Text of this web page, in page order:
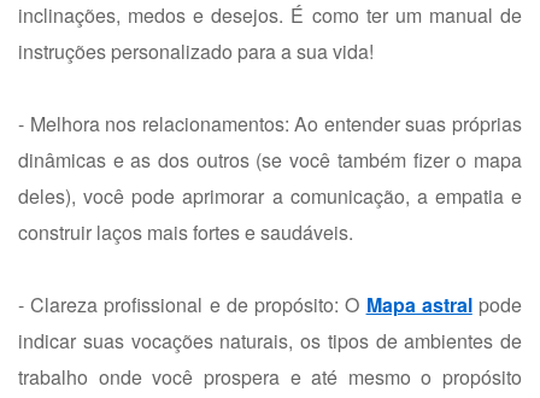
inclinações, medos e desejos. É como ter um manual de
instruções personalizado para a sua vida!
- Melhora nos relacionamentos: Ao entender suas próprias
dinâmicas e as dos outros (se você também fizer o mapa
deles), você pode aprimorar a comunicação, a empatia e
construir laços mais fortes e saudáveis.
- Clareza profissional e de propósito: O Mapa astralpode
indicar suas vocações naturais, os tipos de ambientes de
trabalho onde você prospera e até mesmo o propósito